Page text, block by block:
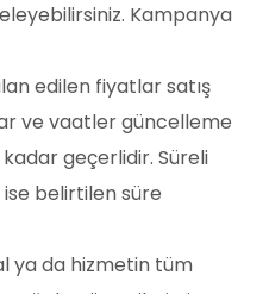
Kampanya
edilen fiyatlar satış
ve vaatler güncelleme
geçerlidir. Süreli
belirtilen süre
ya da hizmetin tüm